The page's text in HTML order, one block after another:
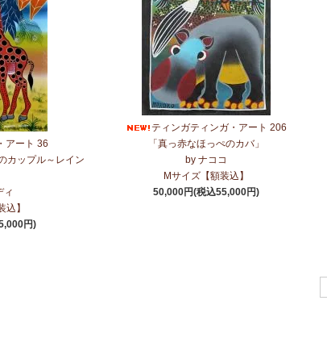
アート 36
カップル～レイン
ィ
込】
円)
ティンガティンガ・アート 206
「真っ赤なほっぺのカバ」
by ナココ
Mサイズ【額装込】
50,000円(税込55,000円)